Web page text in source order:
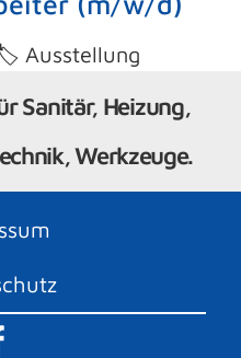
Ausstellung
Sanitär, Heizung,
Werkzeuge.